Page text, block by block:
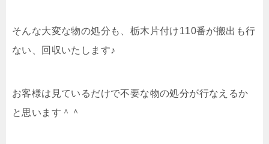
そんな大変な物の処分も、栃木片付け110番が搬出も行
ない、回収いたします♪
お客様は見ているだけで不要な物の処分が行なえるか
と思います＾＾